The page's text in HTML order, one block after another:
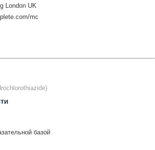
London UK
mc
базой